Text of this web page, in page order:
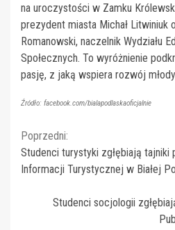
na uroczystości w Zamku
prezydent miasta Michał Litwiniuk
Romanowski, naczelnik Wydziału
Społecznych. To wyróżnienie
pasję, z jaką wspiera rozwój
Źródło: facebook.com/bialapodlaskaoficjalnie
Continue
Reading
Poprzedni:
Studenci turystyki zgłębiają tajniki
Informacji Turystycznej w Białej
Studenci socjologii